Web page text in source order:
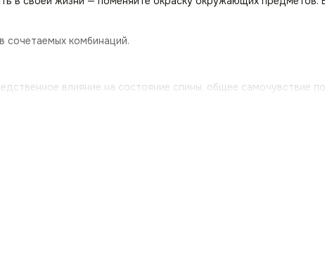
сочетаемых комбинаций.
влияние на состояние спины, общее самочувствие
мягкость, а полностью усевшись, ощутить небольшое
поддержку поясницы, исключая боль в спине и напряжение.
Boss (Босс) обеспечат превосходную поддержку для ваших
износостойкости, стул идеально подходит для